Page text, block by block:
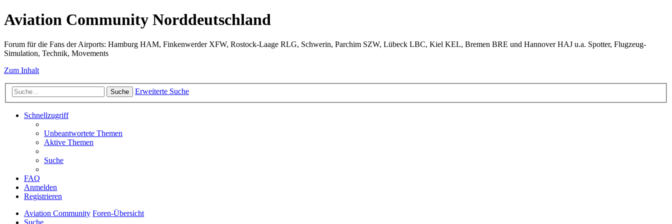
Aviation Community Norddeutschland
Forum für die Fans der Airports: Hamburg HAM, Finkenwerder XFW, Rostock-Laage RLG, Schwerin, Parchim SZW, Lübeck LBC, Kiel KEL, Bremen BRE und Hannover HAJ u.a. Spotter, Flugzeug-
Simulation, Technik, Movements
Zum Inhalt
Suche Erweiterte Suche
Schnellzugriff
Unbeantwortete Themen
Aktive Themen
Suche
FAQ
Anmelden
Registrieren
Aviation Community Foren-Übersicht